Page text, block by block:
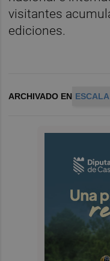
visitantes
ediciones.
ARCHIVADO EN